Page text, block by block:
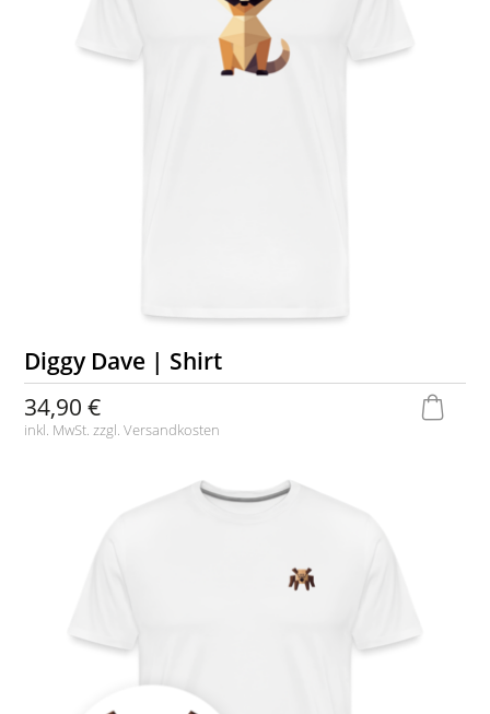
Diggy Dave | Shirt
34,90 €
inkl. MwSt. zzgl.Versandkosten